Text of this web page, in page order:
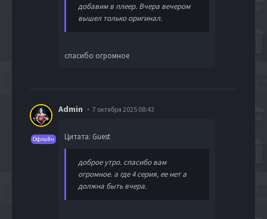
добавим в плеер. Вчера вечером
вышел только оригинал.
спасибо огромное
Офлайн
Admin 7 октября 2025 08:43
Цитата: Guest
доброе утро. спасибо вам
огромное. а где 4 серия, ее нет а
должна быть вчера.